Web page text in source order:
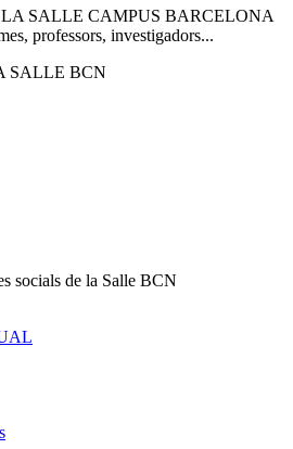
SALLE CAMPUS BARCELONA
professors, investigadors...
SALLE BCN
socials de la Salle BCN